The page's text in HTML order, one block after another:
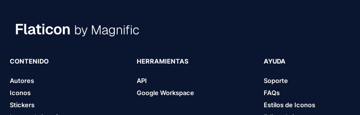
CONTENIDO
Autores
Iconos
Stickers
HERRAMIENTAS
API
Google Workspace
AYUDA
Soporte
FAQs
Estilos de Iconos